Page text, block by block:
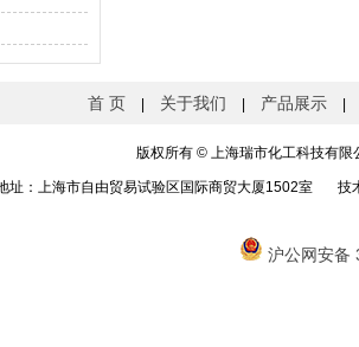
首 页 关于我们 产品展示
版权所有 ©上海瑞市化工科技有
址：上海市自由贸易试验区国际商贸大厦1502室 技
沪公网安备